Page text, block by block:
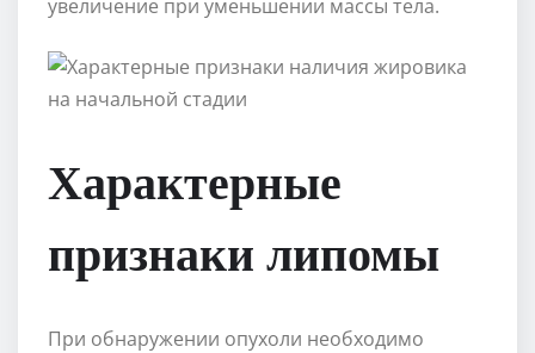
увеличение при уменьшении массы тела.
Характерные
признаки липомы
При обнаружении опухоли необходимо